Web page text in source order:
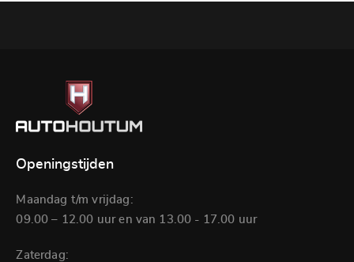
Openingstijden
Maandag t/m vrijdag:
09.00 – 12.00 uur en van 13.00 - 17.00 uur
Zaterdag: